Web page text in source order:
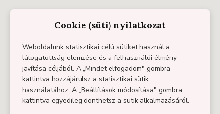
Cookie (süti) nyilatkozat
Weboldalunk statisztikai célú sütiket használ a
látogatottság elemzése és a felhasználói élmény
javítása céljából. A „Mindet elfogadom" gombra
kattintva hozzájárulsz a statisztikai sütik
használatához. A „Beállítások módosítása" gombra
kattintva egyedileg dönthetsz a sütik alkalmazásáról.